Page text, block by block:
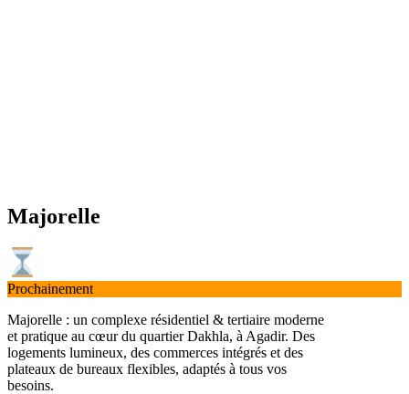
Majorelle
Prochainement
Majorelle : un complexe résidentiel & tertiaire moderne
et pratique au cœur du quartier Dakhla, à Agadir. Des
logements lumineux, des commerces intégrés et des
plateaux de bureaux flexibles, adaptés à tous vos
besoins.